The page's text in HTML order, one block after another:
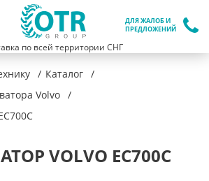
ДЛЯ ЖАЛОБ И
ПРЕДЛОЖЕНИЙ
по всей территории СНГ
Каталог
Volvo
VOLVO EC700C